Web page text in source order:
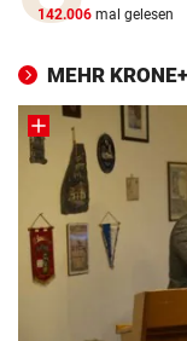
142.006 mal gelesen
MEHR